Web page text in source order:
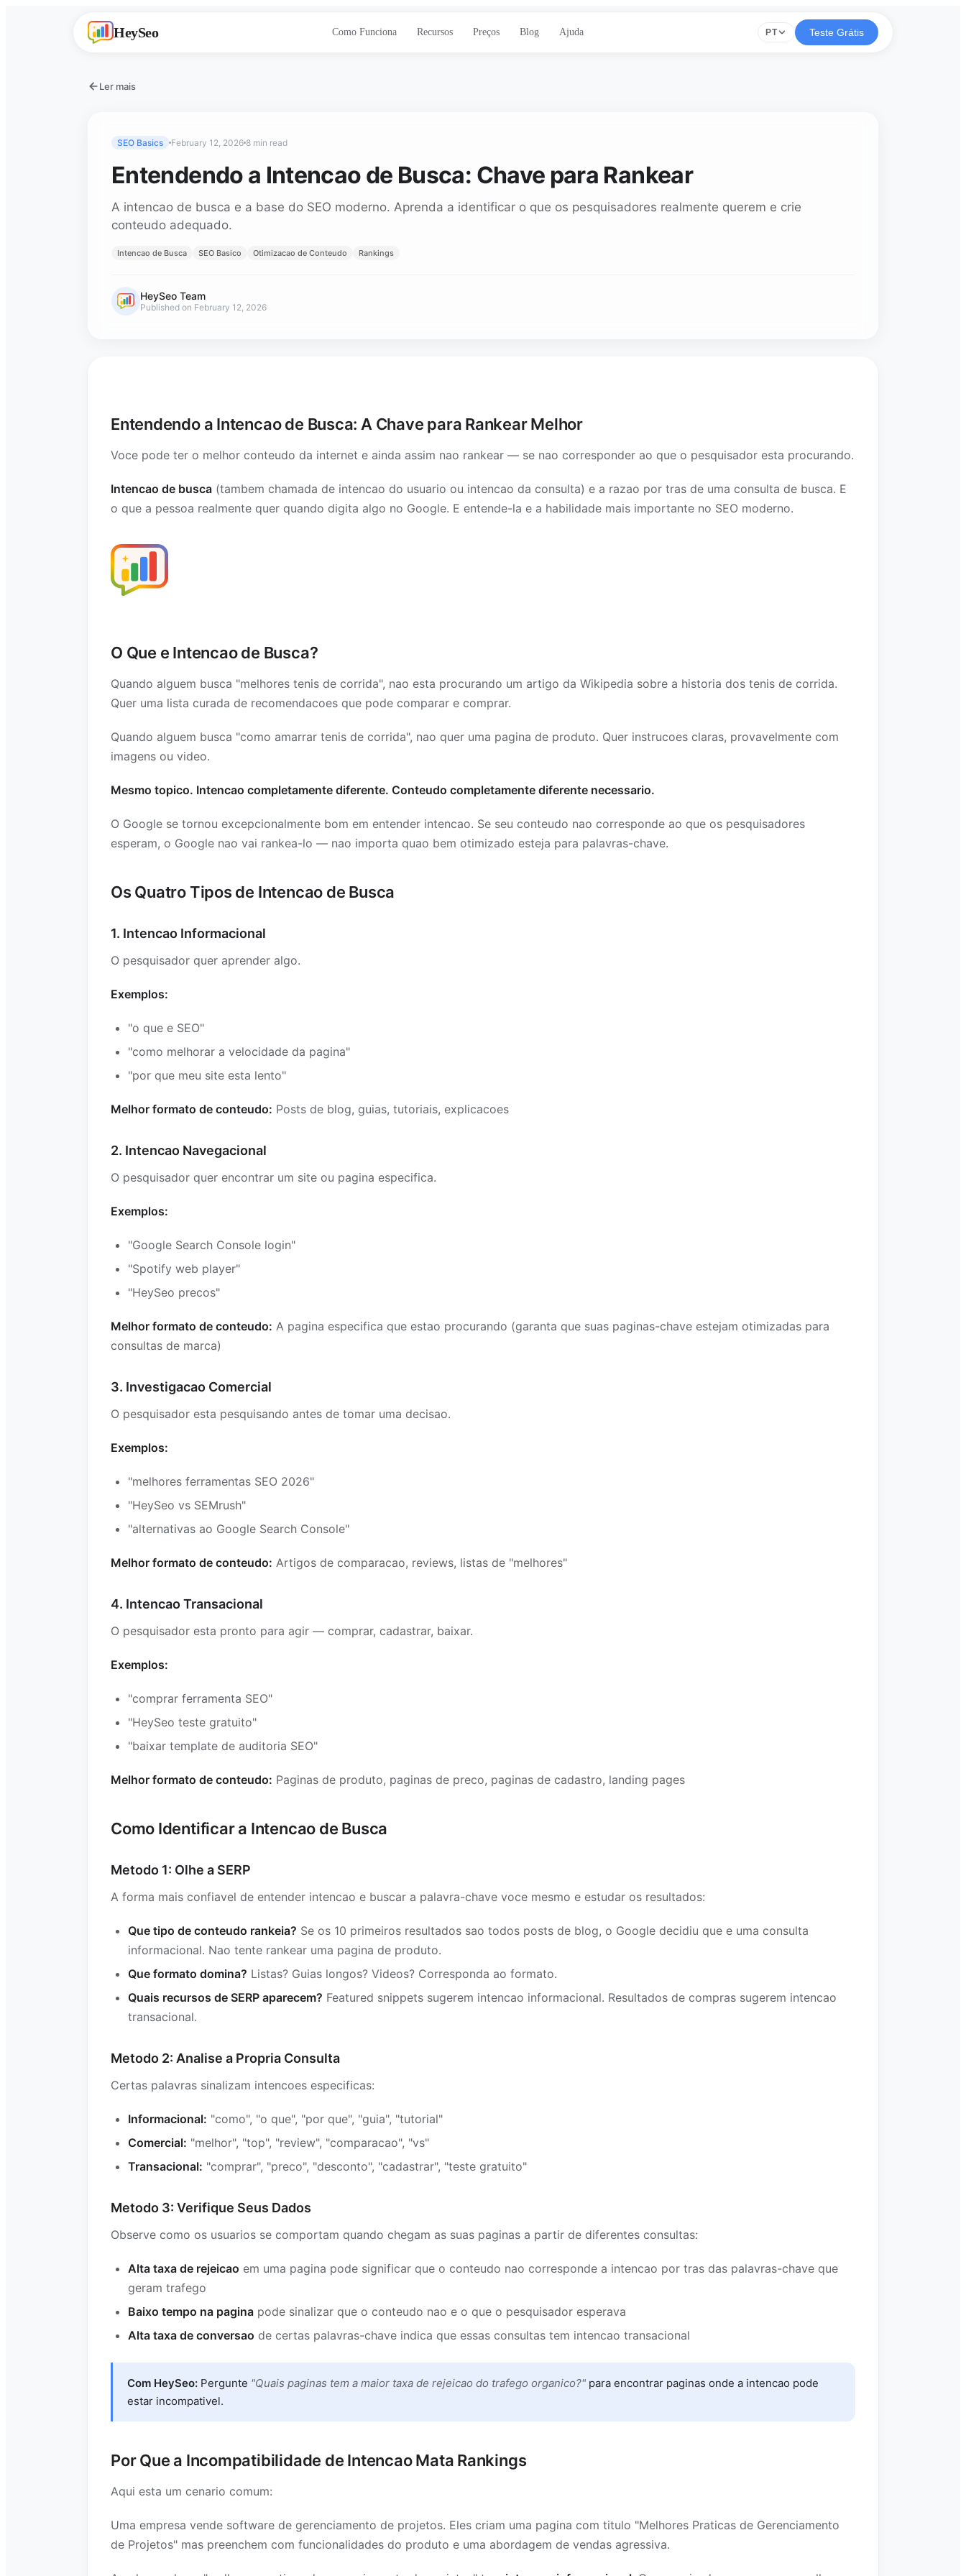
HeySeo Como Funciona Recursos Preços Blog Ajuda PT Teste Grátis
Ler mais
SEO Basics February 12, 2026 8 min read
Entendendo a Intencao de Busca: Chave para Rankear
A intencao de busca e a base do SEO moderno. Aprenda a identificar o que os pesquisadores realmente querem e crie
conteudo adequado.
Intencao de Busca SEO Basico Otimizacao de Conteudo Rankings
HeySeo Team
Published on February 12, 2026
Entendendo a Intencao de Busca: A Chave para Rankear Melhor
Voce pode ter o melhor conteudo da internet e ainda assim nao rankear — se nao corresponder ao que o pesquisador esta procurando.
Intencao de busca (tambem chamada de intencao do usuario ou intencao da consulta) e a razao por tras de uma consulta de busca. E
o que a pessoa realmente quer quando digita algo no Google. E entende-la e a habilidade mais importante no SEO moderno.
O Que e Intencao de Busca?
Quando alguem busca "melhores tenis de corrida", nao esta procurando um artigo da Wikipedia sobre a historia dos tenis de corrida.
Quer uma lista curada de recomendacoes que pode comparar e comprar.
Quando alguem busca "como amarrar tenis de corrida", nao quer uma pagina de produto. Quer instrucoes claras, provavelmente com
imagens ou video.
Mesmo topico. Intencao completamente diferente. Conteudo completamente diferente necessario.
O Google se tornou excepcionalmente bom em entender intencao. Se seu conteudo nao corresponde ao que os pesquisadores
esperam, o Google nao vai rankea-lo — nao importa quao bem otimizado esteja para palavras-chave.
Os Quatro Tipos de Intencao de Busca
1. Intencao Informacional
O pesquisador quer aprender algo.
Exemplos:
"o que e SEO"
"como melhorar a velocidade da pagina"
"por que meu site esta lento"
Melhor formato de conteudo: Posts de blog, guias, tutoriais, explicacoes
2. Intencao Navegacional
O pesquisador quer encontrar um site ou pagina especifica.
Exemplos:
"Google Search Console login"
"Spotify web player"
"HeySeo precos"
Melhor formato de conteudo: A pagina especifica que estao procurando (garanta que suas paginas-chave estejam otimizadas para
consultas de marca)
3. Investigacao Comercial
O pesquisador esta pesquisando antes de tomar uma decisao.
Exemplos:
"melhores ferramentas SEO 2026"
"HeySeo vs SEMrush"
"alternativas ao Google Search Console"
Melhor formato de conteudo: Artigos de comparacao, reviews, listas de "melhores"
4. Intencao Transacional
O pesquisador esta pronto para agir — comprar, cadastrar, baixar.
Exemplos:
"comprar ferramenta SEO"
"HeySeo teste gratuito"
"baixar template de auditoria SEO"
Melhor formato de conteudo: Paginas de produto, paginas de preco, paginas de cadastro, landing pages
Como Identificar a Intencao de Busca
Metodo 1: Olhe a SERP
A forma mais confiavel de entender intencao e buscar a palavra-chave voce mesmo e estudar os resultados:
Que tipo de conteudo rankeia? Se os 10 primeiros resultados sao todos posts de blog, o Google decidiu que e uma consulta
informacional. Nao tente rankear uma pagina de produto.
Que formato domina? Listas? Guias longos? Videos? Corresponda ao formato.
Quais recursos de SERP aparecem? Featured snippets sugerem intencao informacional. Resultados de compras sugerem intencao
transacional.
Metodo 2: Analise a Propria Consulta
Certas palavras sinalizam intencoes especificas:
Informacional: "como", "o que", "por que", "guia", "tutorial"
Comercial: "melhor", "top", "review", "comparacao", "vs"
Transacional: "comprar", "preco", "desconto", "cadastrar", "teste gratuito"
Metodo 3: Verifique Seus Dados
Observe como os usuarios se comportam quando chegam as suas paginas a partir de diferentes consultas:
Alta taxa de rejeicao em uma pagina pode significar que o conteudo nao corresponde a intencao por tras das palavras-chave que
geram trafego
Baixo tempo na pagina pode sinalizar que o conteudo nao e o que o pesquisador esperava
Alta taxa de conversao de certas palavras-chave indica que essas consultas tem intencao transacional
Com HeySeo: Pergunte "Quais paginas tem a maior taxa de rejeicao do trafego organico?" para encontrar paginas onde a intencao pode
estar incompativel.
Por Que a Incompatibilidade de Intencao Mata Rankings
Aqui esta um cenario comum:
Uma empresa vende software de gerenciamento de projetos. Eles criam uma pagina com titulo "Melhores Praticas de Gerenciamento
de Projetos" mas preenchem com funcionalidades do produto e uma abordagem de vendas agressiva.